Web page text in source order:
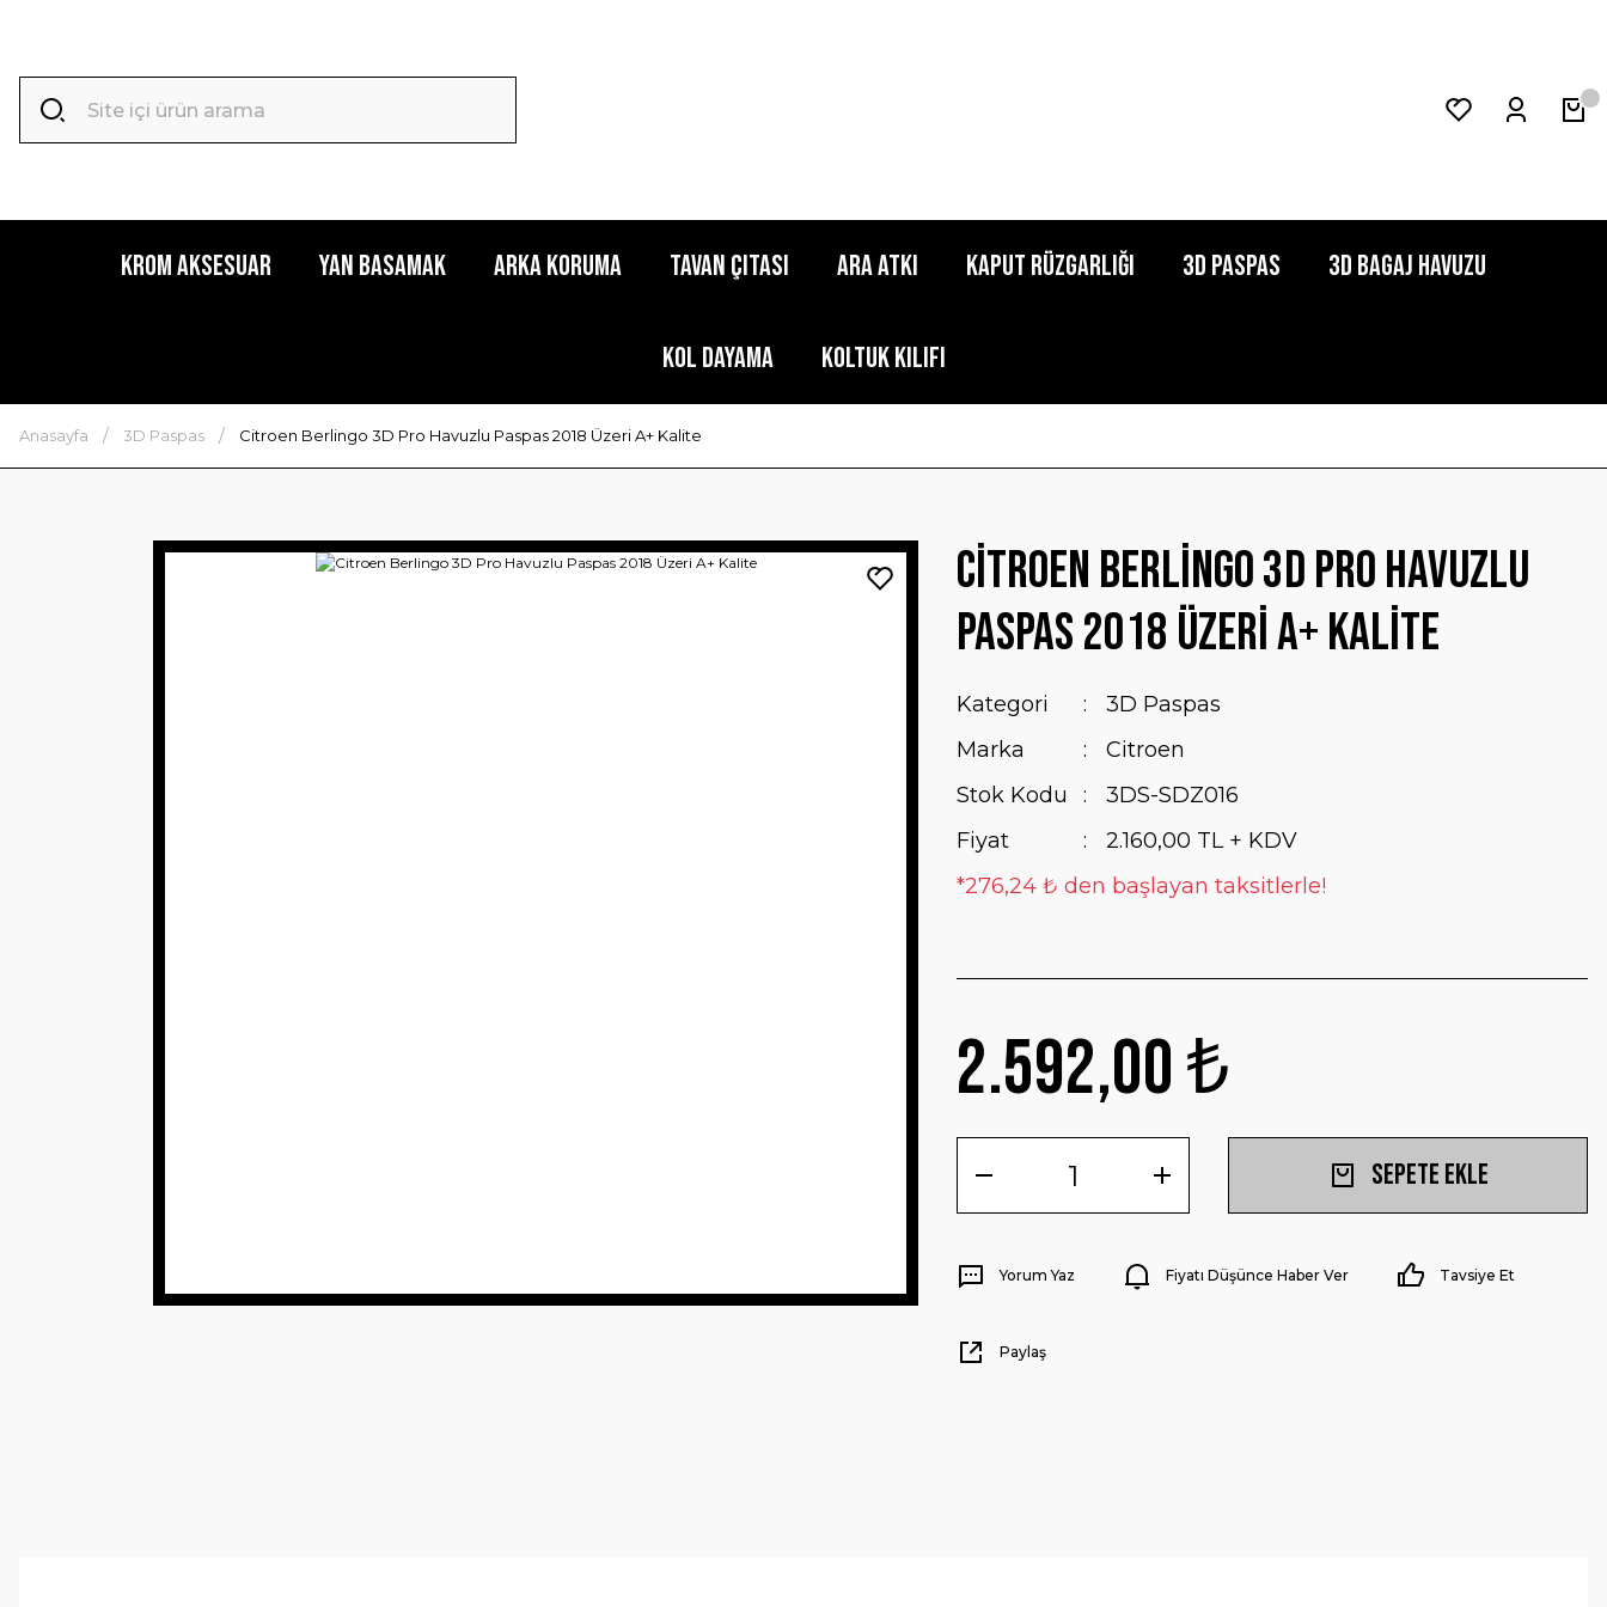
Krom Aksesuar Yan Basamak Arka Koruma Tavan Çıtası Ara Atkı Kaput Rüzgarlığı 3D Paspas 3D Bagaj Havuzu
Kol Dayama Koltuk Kılıfı
Anasayfa 3D Paspas Citroen Berlingo 3D Pro Havuzlu Paspas 2018 Üzeri A+ Kalite
Citroen Berlingo 3D Pro Havuzlu
Paspas 2018 Üzeri A+ Kalite
Kategori
3D Paspas
Marka
Citroen
Stok Kodu
3DS-SDZ016
Fiyat
2.160,00 TL + KDV
*276,24 ₺ den başlayan taksitlerle!
2.592,00 ₺
Sepete Ekle
Yorum Yaz Fiyatı Düşünce Haber Ver Tavsiye Et
Paylaş